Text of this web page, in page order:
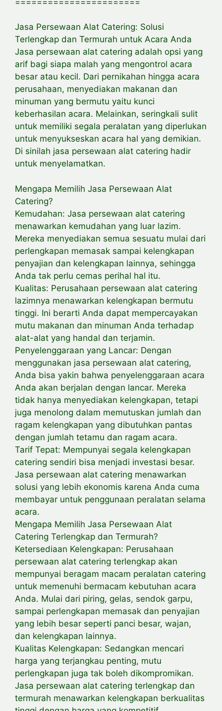
Jasa Persewaan Alat Catering: Solusi
Terlengkap dan Termurah untuk Acara Anda
Jasa persewaan alat catering adalah opsi yang
arif bagi siapa malah yang mengontrol acara
besar atau kecil. Dari pernikahan hingga acara
perusahaan, menyediakan makanan dan
minuman yang bermutu yaitu kunci
keberhasilan acara. Melainkan, seringkali sulit
untuk memiliki segala peralatan yang diperlukan
untuk menyukseskan acara hal yang demikian.
Di sinilah jasa persewaan alat catering hadir
untuk menyelamatkan.
Mengapa Memilih Jasa Persewaan Alat
Catering?
Kemudahan: Jasa persewaan alat catering
menawarkan kemudahan yang luar lazim.
Mereka menyediakan semua sesuatu mulai dari
perlengkapan memasak sampai kelengkapan
penyajian dan kelengkapan lainnya, sehingga
Anda tak perlu cemas perihal hal itu.
Kualitas: Perusahaan persewaan alat catering
lazimnya menawarkan kelengkapan bermutu
tinggi. Ini berarti Anda dapat mempercayakan
mutu makanan dan minuman Anda terhadap
alat-alat yang handal dan terjamin.
Penyelenggaraan yang Lancar: Dengan
menggunakan jasa persewaan alat catering,
Anda bisa yakin bahwa penyelenggaraan acara
Anda akan berjalan dengan lancar. Mereka
tidak hanya menyediakan kelengkapan, tetapi
juga menolong dalam memutuskan jumlah dan
ragam kelengkapan yang dibutuhkan pantas
dengan jumlah tetamu dan ragam acara.
Tarif Tepat: Mempunyai segala kelengkapan
catering sendiri bisa menjadi investasi besar.
Jasa persewaan alat catering menawarkan
solusi yang lebih ekonomis karena Anda cuma
membayar untuk penggunaan peralatan selama
acara.
Mengapa Memilih Jasa Persewaan Alat
Catering Terlengkap dan Termurah?
Ketersediaan Kelengkapan: Perusahaan
persewaan alat catering terlengkap akan
mempunyai beragam macam peralatan catering
untuk memenuhi bermacam kebutuhan acara
Anda. Mulai dari piring, gelas, sendok garpu,
sampai perlengkapan memasak dan penyajian
yang lebih besar seperti panci besar, wajan,
dan kelengkapan lainnya.
Kualitas Kelengkapan: Sedangkan mencari
harga yang terjangkau penting, mutu
perlengkapan juga tak boleh dikompromikan.
Jasa persewaan alat catering terlengkap dan
termurah menawarkan kelengkapan berkualitas